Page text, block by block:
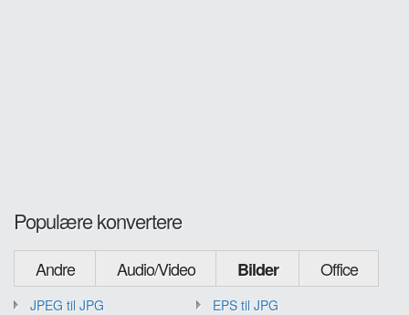
Populære konvertere
Andre Audio/Video Bilder Office
JPEG til JPG
EPS til JPG